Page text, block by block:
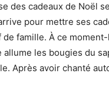
des cadeaux de Noël
pour mettre ses
famille. À ce
les bougies du
Après avoir chanté